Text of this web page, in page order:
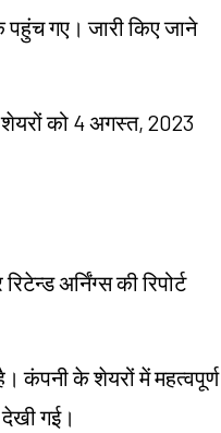
पहुंच गए। जारी किए जाने
शेयरों को 4 अगस्त, 2023
अर्निंग्स की रिपोर्ट
कंपनी के शेयरों में महत्वपूर्ण
देखी गई।